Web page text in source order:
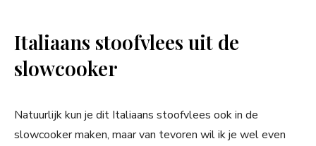
Italiaans stoofvlees uit de
slowcooker
Natuurlijk kun je dit Italiaans stoofvlees ook in de
slowcooker maken, maar van tevoren wil ik je wel even